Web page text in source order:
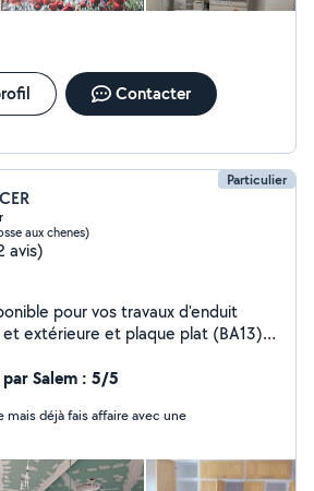
Contacter
Particulier
aux chenes)
avis)
extérieure et plaque plat (BA13)
jardinage et petit travaux
, accroche tableau , tvs,
........ Travail soigné ,
NB: motivée,
a tout moment merci
Salem : 5/5
mais déjà fais affaire avec une